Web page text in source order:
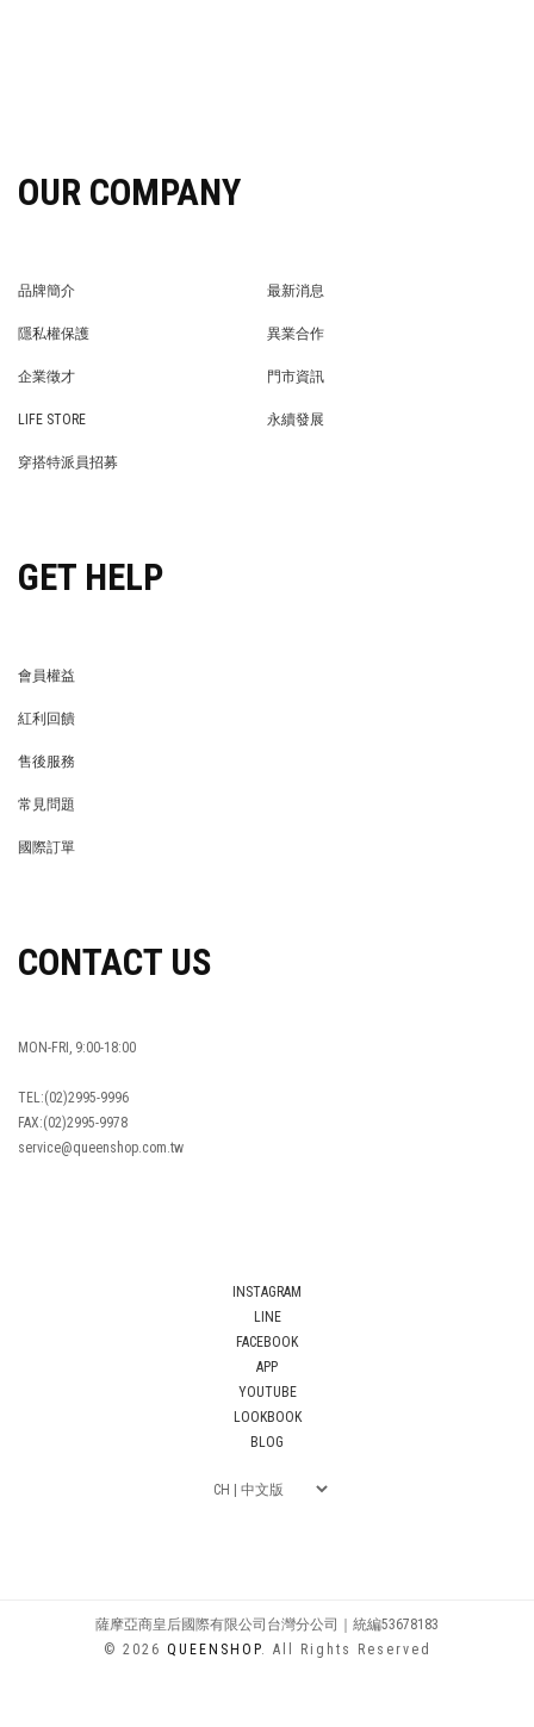
OUR COMPANY
品牌簡介
最新消息
隱私權保護
異業合作
企業徵才
門市資訊
LIFE STORE
永續發展
穿搭特派員招募
GET HELP
會員權益
紅利回饋
售後服務
常見問題
國際訂單
CONTACT US
MON-FRI, 9:00-18:00
TEL:(02)2995-9996
FAX:(02)2995-9978
service@queenshop.com.tw
INSTAGRAM
LINE
FACEBOOK
APP
YOUTUBE
LOOKBOOK
BLOG
薩摩亞商皇后國際有限公司台灣分公司｜統編53678183
© 2026 QUEENSHOP. All Rights Reserved